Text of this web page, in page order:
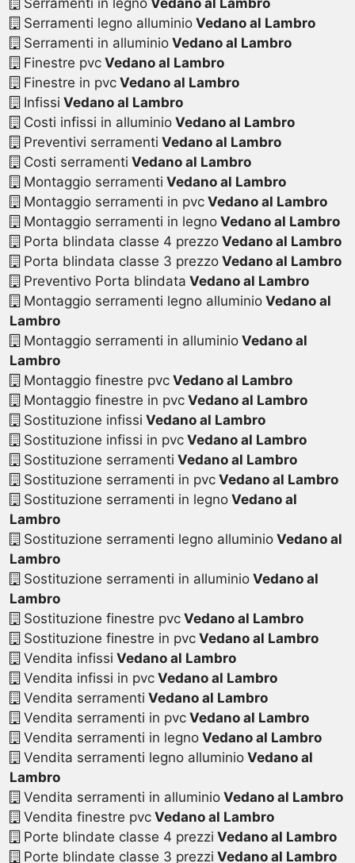
Serramenti in legnoVedano al Lambro
Serramenti legno alluminioVedano al Lambro
Serramenti in alluminioVedano al Lambro
Finestre pvcVedano al Lambro
Finestre in pvcVedano al Lambro
Infissi Vedano al Lambro
Costi infissi in alluminioVedano al Lambro
Preventivi serramenti Vedano al Lambro
Costi serramenti Vedano al Lambro
Montaggio serramenti Vedano al Lambro
Montaggio serramenti in pvcVedano al Lambro
Montaggio serramenti in legnoVedano al Lambro
Porta blindata classe 4 prezzoVedano al Lambro
Porta blindata classe 3 prezzoVedano al Lambro
Preventivo Porta blindata Vedano al Lambro
Montaggio serramenti legno alluminioVedano al
Lambro
Montaggio serramenti in alluminioVedano al
Lambro
Montaggio finestre pvcVedano al Lambro
Montaggio finestre in pvcVedano al Lambro
Sostituzione infissi Vedano al Lambro
Sostituzione infissi in pvcVedano al Lambro
Sostituzione serramenti Vedano al Lambro
Sostituzione serramenti in pvcVedano al Lambro
Sostituzione serramenti in legnoVedano al
Lambro
Sostituzione serramenti legno alluminioVedano al
Lambro
Sostituzione serramenti in alluminioVedano al
Lambro
Sostituzione finestre pvcVedano al Lambro
Sostituzione finestre in pvcVedano al Lambro
Vendita infissi Vedano al Lambro
Vendita infissi in pvcVedano al Lambro
Vendita serramenti Vedano al Lambro
Vendita serramenti in pvcVedano al Lambro
Vendita serramenti in legnoVedano al Lambro
Vendita serramenti legno alluminioVedano al
Lambro
Vendita serramenti in alluminioVedano al Lambro
Vendita finestre pvcVedano al Lambro
Porte blindate classe 4 prezzi Vedano al Lambro
Porte blindate classe 3 prezzi Vedano al Lambro